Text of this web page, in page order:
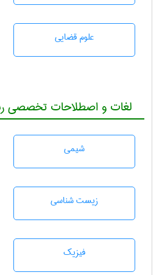
علوم قضایی
لغات و اصطلاحات تخصصی
شيمی
زيست شناسی
فیزیک